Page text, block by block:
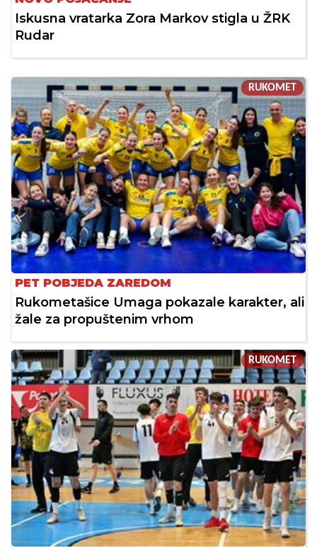
Iskusna vratarka Zora Markov stigla u ŽRK
Rudar
RUKOMET
PET POBJEDA ZAREDOM
Rukometašice Umaga pokazale karakter, ali
žale za propuštenim vrhom
RUKOMET